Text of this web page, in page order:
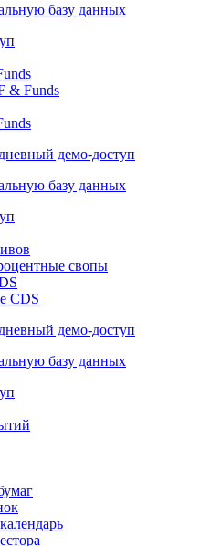
базу данных
& Funds
базу данных
свопы
CDS
базу данных